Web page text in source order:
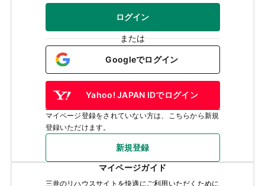
ログイン
または
Googleでログイン
Yahoo! JAPAN IDでログイン
マイページ登録をされていない方は、こちらから新規
登録いただけます。
新規登録
マイページガイド
三井のリハウスサイトを快適にご利用いただくために